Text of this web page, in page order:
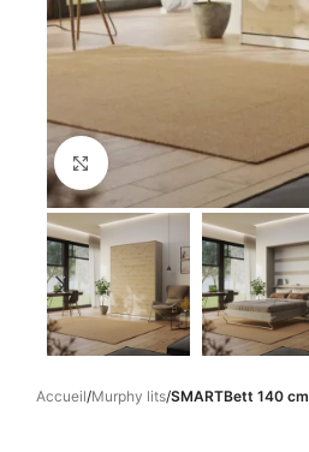
Click to enlarge
Accueil Murphy lits SMARTBett 140 cm